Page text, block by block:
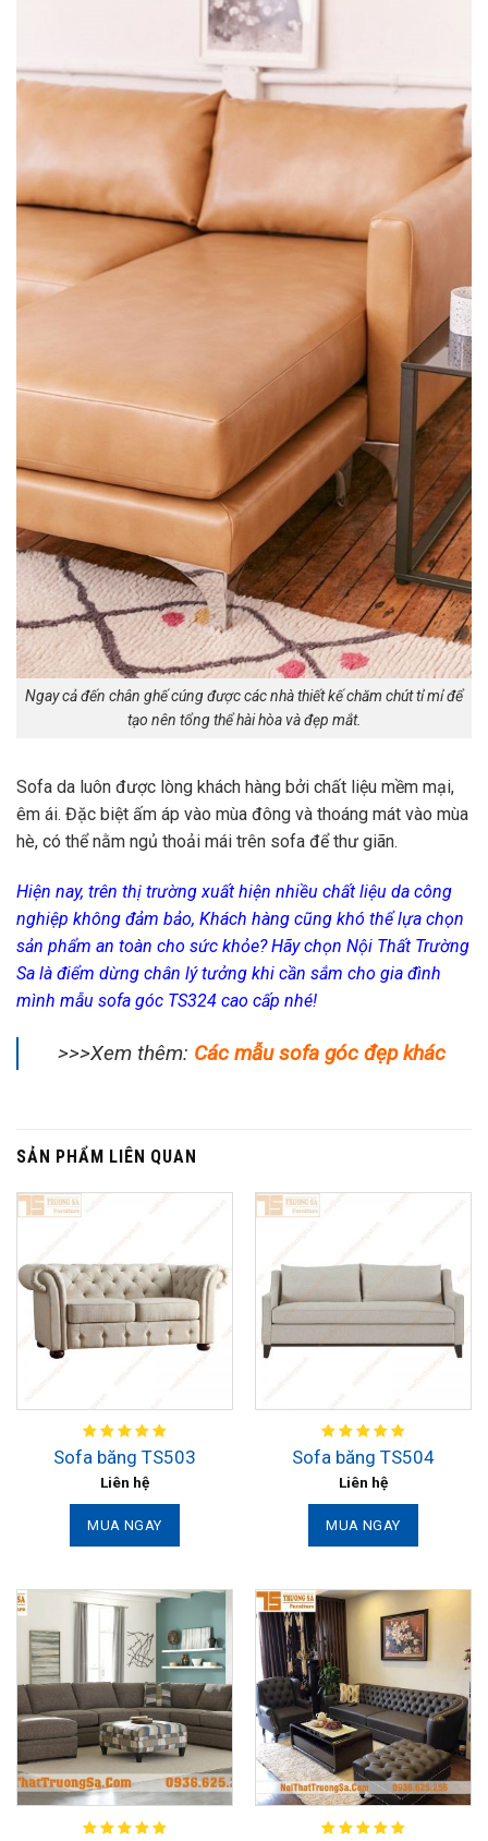
Ngay cả đến chân ghế cúng được các nhà thiết kế chăm chút tỉ mỉ để
tạo nên tổng thể hài hòa và đẹp mắt.
Sofa da luôn được lòng khách hàng bởi chất liệu mềm mại,
êm ái. Đặc biệt ấm áp vào mùa đông và thoáng mát vào mùa
hè, có thể nằm ngủ thoải mái trên sofa để thư giãn.
Hiện nay, trên thị trường xuất hiện nhiều chất liệu da công
nghiệp không đảm bảo, Khách hàng cũng khó thể lựa chọn
sản phẩm an toàn cho sức khỏe? Hãy chọn Nội Thất Trường
Sa là điểm dừng chân lý tưởng khi cần sắm cho gia đình
mình mẫu sofa góc TS324 cao cấp nhé!
>>>Xem thêm: Các mẫu sofa góc đẹp khác
SẢN PHẨM LIÊN QUAN
Sofa băng TS503
Liên hệ
MUA NGAY
Sofa băng TS504
Liên hệ
MUA NGAY